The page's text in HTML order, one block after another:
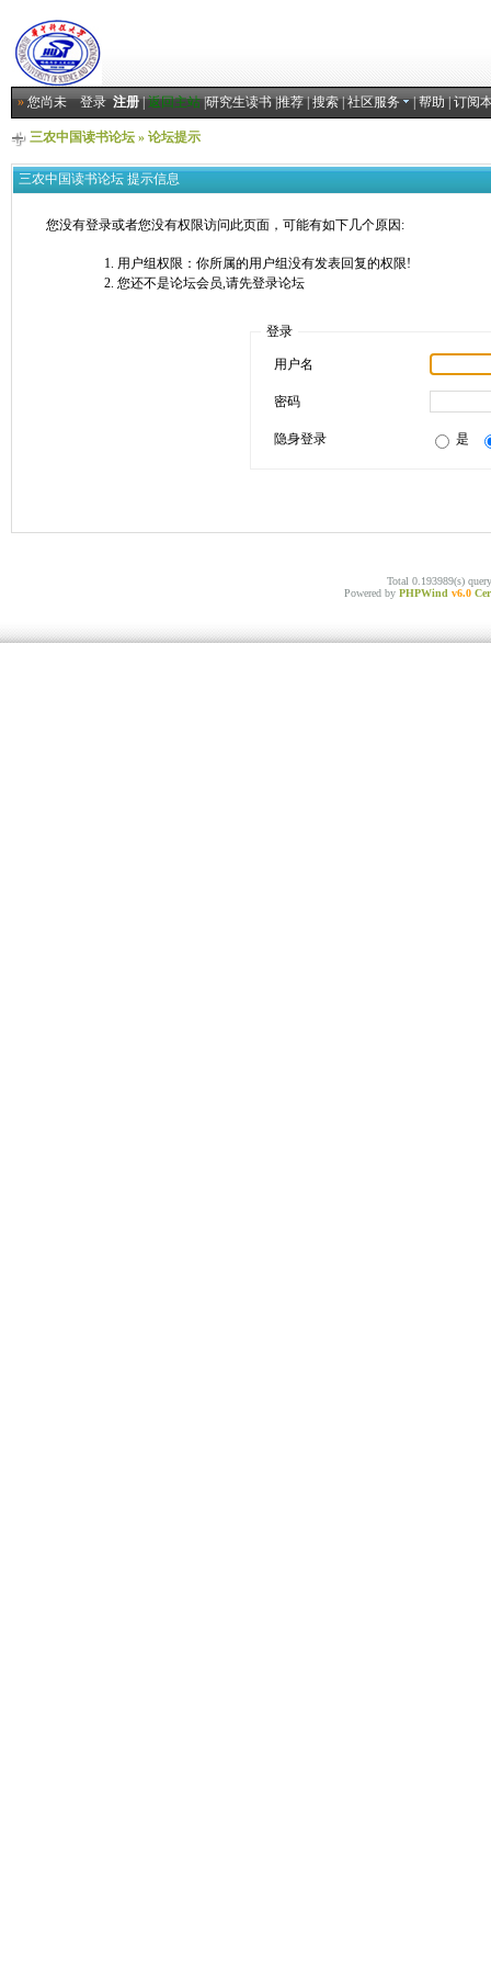
»您尚未登录 注册|返回主站|研究生读书|推荐|搜索|社区服务 |帮助|订阅
三农中国读书论坛» 论坛提示
三农中国读书论坛 提示信息
您没有登录或者您没有权限访问此页面，可能有如下几个原因:
用户组权限：你所属的用户组没有发表回复的权限!
您还不是论坛会员,请先登录论坛
登录
用户名
密码
隐身登录 是
Total 0.193989(s)
Powered by PHPWind v6.0